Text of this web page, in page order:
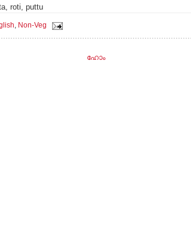
roti, puttu
, Non-Veg
ഹോം